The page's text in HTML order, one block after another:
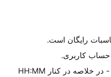
رایگان است.
حساب کاربری.
بله - در خلاصه در کنار HH:MM